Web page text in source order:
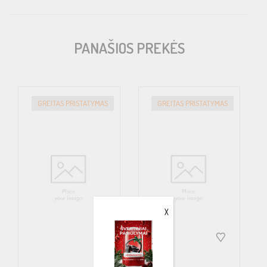
Atkūriamų dažnių juosta 10Hz – 30,000Hz ±1dB
PANAŠIOS PREKĖS
GREITAS PRISTATYMAS GREITAS PRISTATYMAS
X